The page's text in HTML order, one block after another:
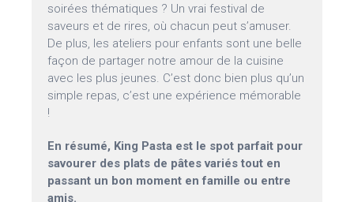
soirées thématiques ? Un vrai festival de
saveurs et de rires, où chacun peut s’amuser.
De plus, les ateliers pour enfants sont une belle
façon de partager notre amour de la cuisine
avec les plus jeunes. C’est donc bien plus qu’un
simple repas, c’est une expérience mémorable
!
En résumé, King Pasta est le spot parfait pour
savourer des plats de pâtes variés tout en
passant un bon moment en famille ou entre
amis.